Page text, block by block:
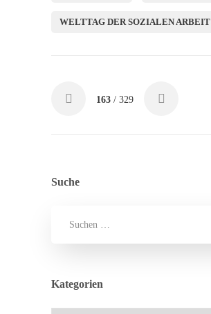
WELTTAG DER SOZIALEN ARBEIT
163 / 329
Suche
Kategorien